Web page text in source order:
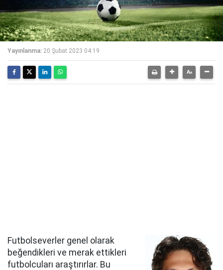
Yayınlanma: 20 Şubat 2023 04:19
Futbolseverler genel olarak
beğendikleri ve merak ettikleri
futbolcuları araştırırlar. Bu